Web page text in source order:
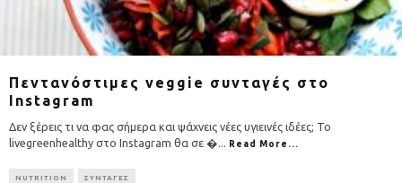
Πεντανόστιμες veggie συνταγές στο
Instagram
Δεν ξέρεις τι να φας σήμερα και ψάχνεις νέες υγιεινές ιδέες; Το
livegreenhealthy στο Instagram θα σε �
Read More...
NUTRITION ΣΥΝΤΑΓΕΣ